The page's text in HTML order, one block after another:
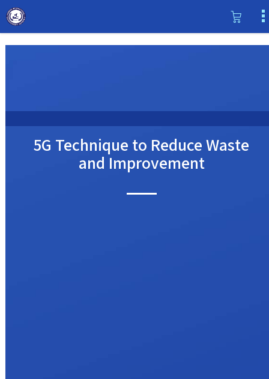
5G Technique to Reduce Waste
and Improvement